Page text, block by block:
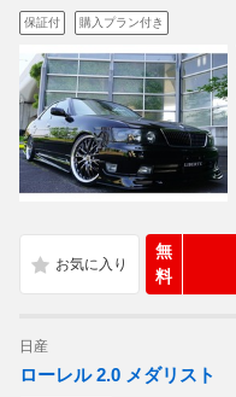
保証付 購入プラン付き
無
料
日産
ローレル 2.0 メダリスト